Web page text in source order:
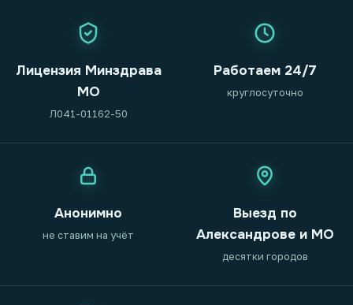
Лицензия Минздрава
МО
Л041-01162-50
Работаем 24/7
круглосуточно
Анонимно
не ставим на учёт
Выезд по
Александрове и МО
десятки городов